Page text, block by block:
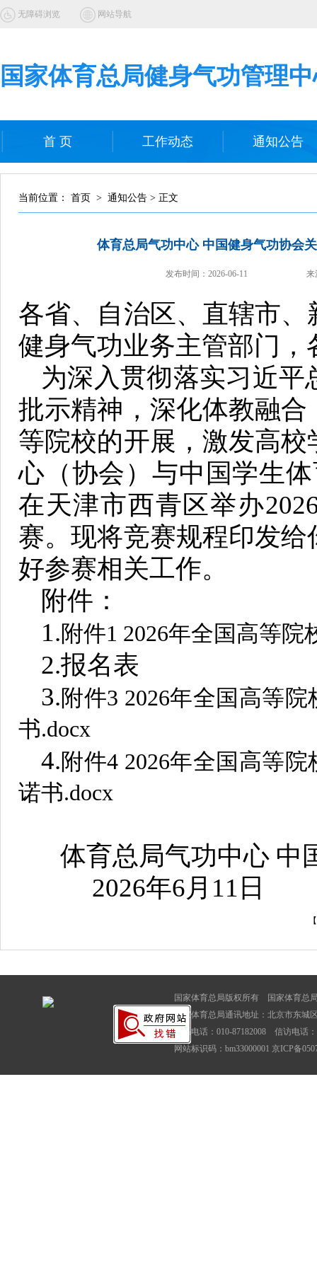
无障碍浏览 网站导航
国家体育总局健身气功管理
首 页 工作动态 通知公告
当前位置： 首页 > 通知公告 > 正文
体育总局气功中心 中国健身气功协会
发布时间： 2026-06-11 来
各省、自治区、直辖市
健身气功业务主管部门，
为深入贯彻落实习近
批示精神，深化体教融
等院校的开展，激发高
心（协会）与中国学生
在天津市西青区举办
赛。现将竞赛规程印发
好参赛相关工作。
附件：
1.附件1 2026年全国高等
2.报名表
3.附件3 2026年全国高等
书.docx
4.附件4 2026年全国高等
诺书.docx
体育总局气功中心 中
2026年6月11日